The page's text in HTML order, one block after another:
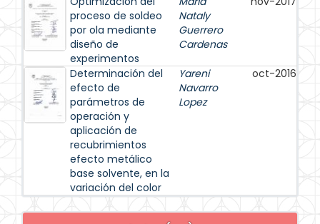
proceso de soldeo
por ola mediante
diseño de
experimentos
Nataly
Guerrero
Cardenas
Determinación del
efecto de
parámetros de
operación y
aplicación de
recubrimientos
efecto metálico
base solvente, en la
variación del color
Yareni
Navarro
Lopez
oct-2016